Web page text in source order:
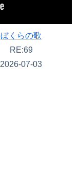
ぼくらの歌
RE:69
2026-07-03